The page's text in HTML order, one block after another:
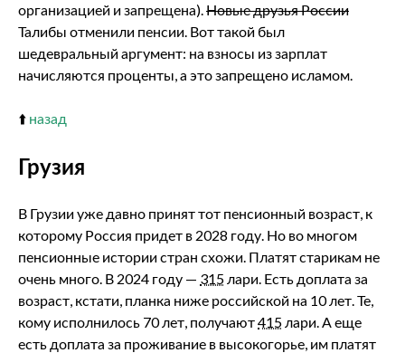
организацией и запрещена).Новые друзья России
Талибы отменили пенсии. Вот такой был
шедевральный аргумент: на взносы из зарплат
начисляются проценты, а это запрещено исламом.
⬆️ назад
Грузия
В Грузии уже давно принят тот пенсионный возраст, к
которому Россия придет в 2028 году. Но во многом
пенсионные истории стран схожи. Платят старикам не
очень много. В 2024 году — 315лари. Есть доплата за
возраст, кстати, планка ниже российской на 10 лет. Те,
кому исполнилось 70 лет, получают415лари. А еще
есть доплата за проживание в высокогорье, им платят